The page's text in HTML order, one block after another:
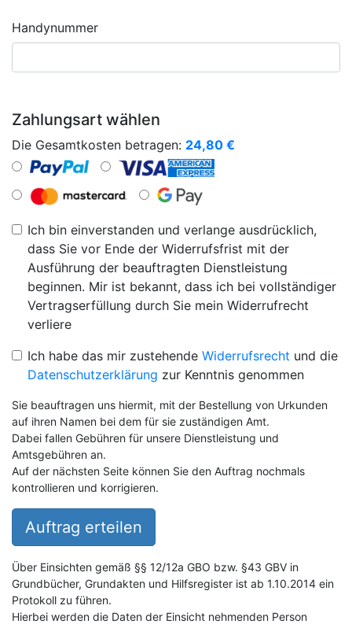
Handynummer
Zahlungsart wählen
Die Gesamtkosten betragen: 24,80 €
Ich bin einverstanden und verlange ausdrücklich,
dass Sie vor Ende der Widerrufsfrist mit der
Ausführung der beauftragten Dienstleistung
beginnen. Mir ist bekannt, dass ich bei vollständiger
Vertragserfüllung durch Sie mein Widerrufrecht
verliere
Ich habe das mir zustehende Widerrufsrecht und die
Datenschutzerklärung zur Kenntnis genommen
Sie beauftragen uns hiermit, mit der Bestellung von Urkunden
auf ihren Namen bei dem für sie zuständigen Amt.
Dabei fallen Gebühren für unsere Dienstleistung und
Amtsgebühren an.
Auf der nächsten Seite können Sie den Auftrag nochmals
kontrollieren und korrigieren.
Auftrag erteilen
Über Einsichten gemäß §§ 12/12a GBO bzw. §43 GBV in
Grundbücher, Grundakten und Hilfsregister ist ab 1.10.2014 ein
Protokoll zu führen.
Hierbei werden die Daten der Einsicht nehmenden Person